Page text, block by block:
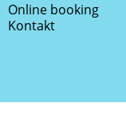
Online booking
Kontakt